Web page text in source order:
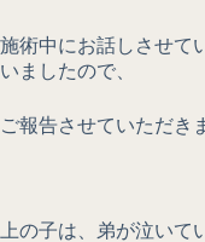
施術中にお話しさせて
いましたので、
ご報告させていただき
上の子は、弟が泣い